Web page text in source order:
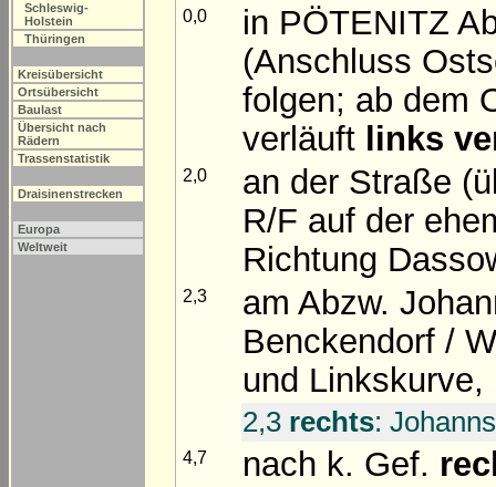
Schleswig-
Holstein
Thüringen
Kreisübersicht
Ortsübersicht
Baulast
Übersicht nach
Rädern
Trassenstatistik
Draisinenstrecken
Europa
Weltweit
0,0
in PÖTENITZ
(Anschluss
folgen; ab dem
verläuft links
2,0
an der Straße
R/F auf der
Richtung
2,3
am Abzw.
Benckendorf /
und Linkskurve,
2,3 rechts:
4,7 nach k. Gef.